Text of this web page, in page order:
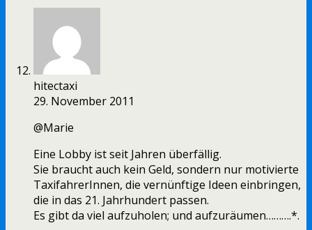
hitectaxi
29. November 2011
@Marie
Eine Lobby ist seit Jahren überfällig.
Sie braucht auch kein Geld, sondern nur motivierte
TaxifahrerInnen, die vernünftige Ideen einbringen,
die in das 21. Jahrhundert passen.
Es gibt da viel aufzuholen; und aufzuräumen……….*.